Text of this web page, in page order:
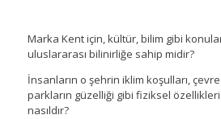
Marka Kent için, kültür, bilim gibi
uluslararası bilinirliğe sahip midir?
İnsanların o şehrin iklim koşulları,
parkların güzelliği gibi fiziksel özellikleri
nasıldır?